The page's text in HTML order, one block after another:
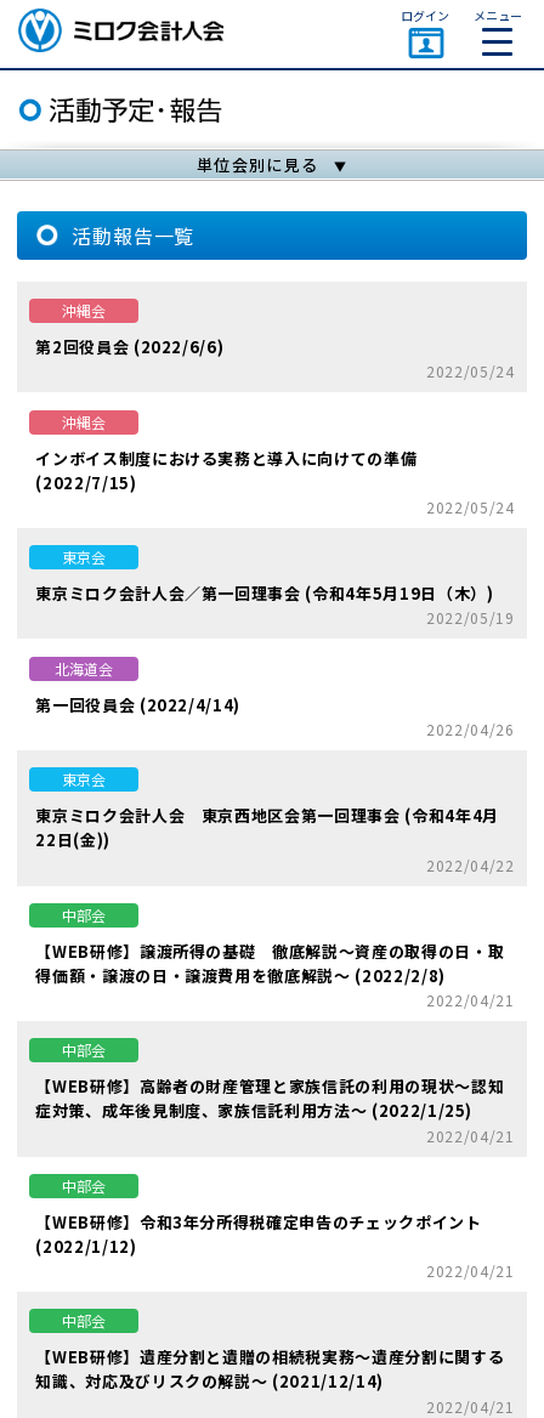
ミロク会計人会 MIROKU
ACCOUNTING PERSON
ASSOCIATION
ログイン メニュー
単位会別に見る
活動報告一覧
沖縄会
第2回役員会 (2022/6/6)
2022/05/24
沖縄会
インボイス制度における実務と導入に向けての準備
(2022/7/15)
2022/05/24
東京会
東京ミロク会計人会／第一回理事会 (令和4年5月19日（木）)
2022/05/19
北海道会
第一回役員会 (2022/4/14)
2022/04/26
東京会
東京ミロク会計人会 東京西地区会第一回理事会 (令和4年4月
22日(金))
2022/04/22
中部会
【WEB研修】譲渡所得の基礎 徹底解説～資産の取得の日・取
得価額・譲渡の日・譲渡費用を徹底解説～ (2022/2/8)
2022/04/21
中部会
【WEB研修】高齢者の財産管理と家族信託の利用の現状～認知
症対策、成年後見制度、家族信託利用方法～ (2022/1/25)
2022/04/21
中部会
【WEB研修】令和3年分所得税確定申告のチェックポイント
(2022/1/12)
2022/04/21
中部会
【WEB研修】遺産分割と遺贈の相続税実務～遺産分割に関する
知識、対応及びリスクの解説～ (2021/12/14)
2022/04/21